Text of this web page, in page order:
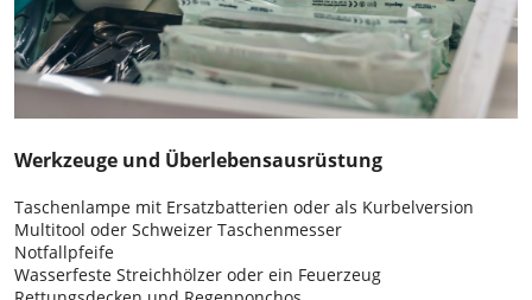
Werkzeuge und Überlebensausrüstung
Taschenlampe mit Ersatzbatterien oder als Kurbelversion
Multitool oder Schweizer Taschenmesser
Notfallpfeife
Wasserfeste Streichhölzer oder ein Feuerzeug